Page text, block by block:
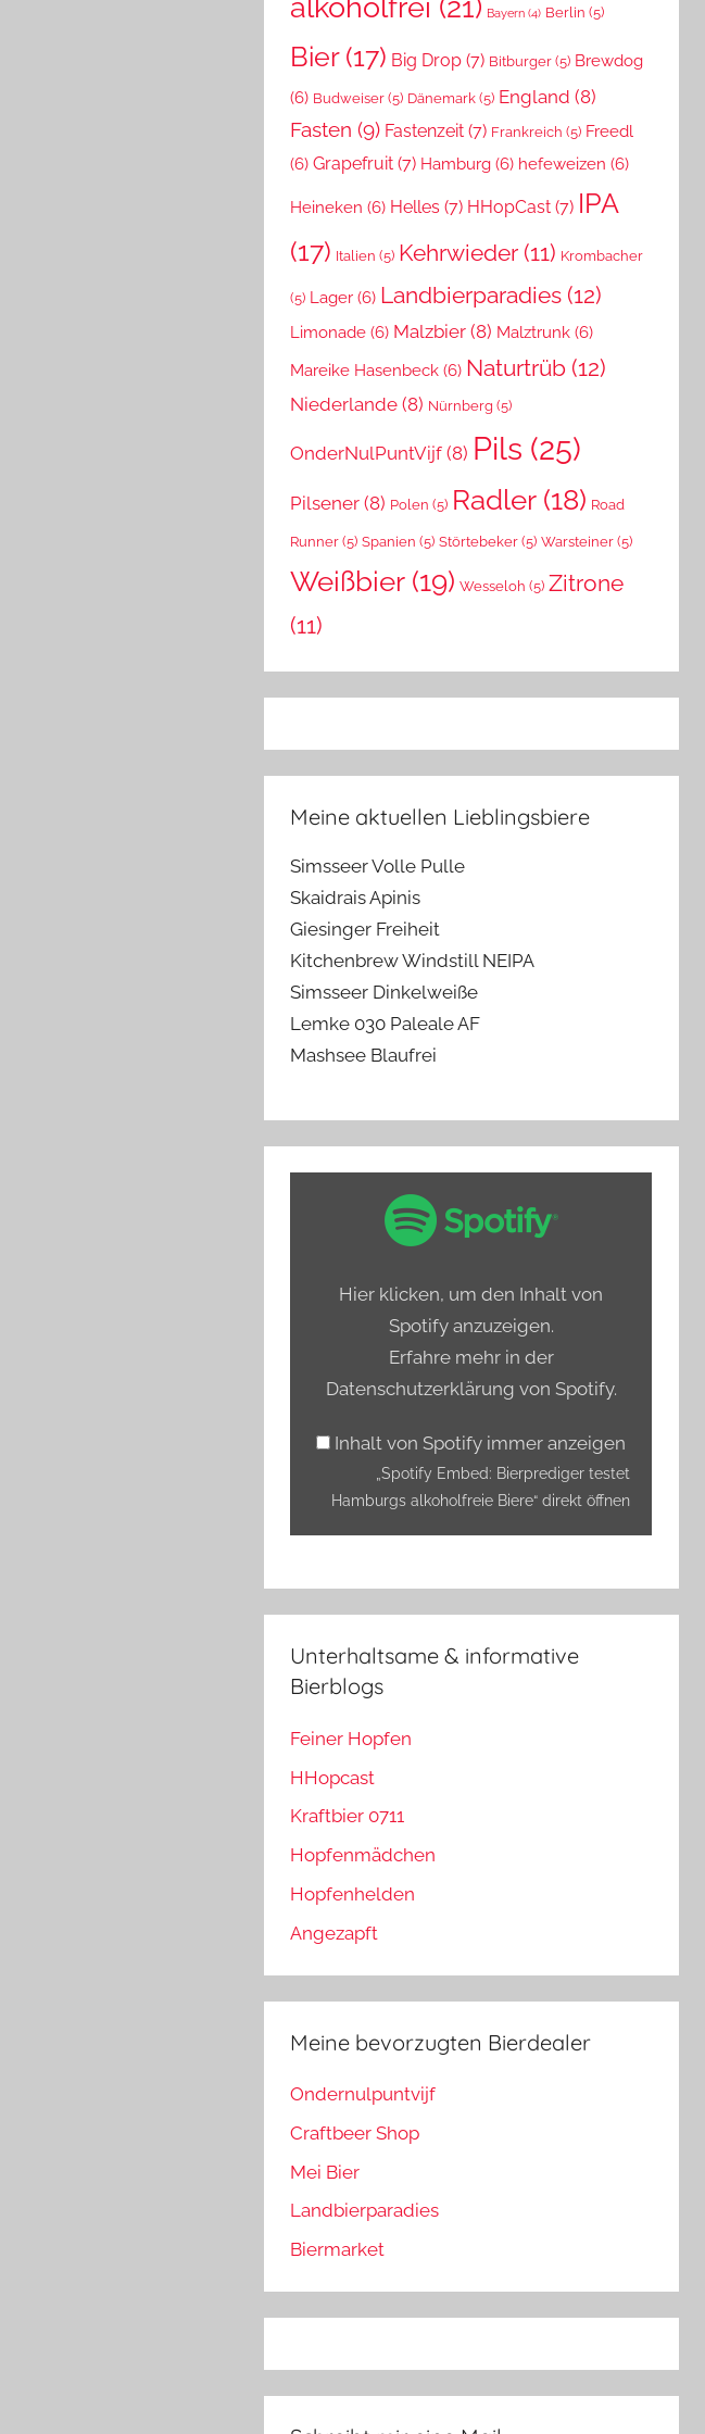
Bayern (4) Berlin (5)
Bier(17) Big Drop (7) Bitburger (5) Brewdog
(6) Budweiser (5) Dänemark (5) England (8)
Fasten (9) Fastenzeit (7) Frankreich (5) Freedl
(6) Grapefruit (7) Hamburg (6) hefeweizen (6)
Heineken (6) Helles (7) HHopCast (7) IPA
(17) Italien (5) Kehrwieder (11) Krombacher
(5) Lager (6) Landbierparadies (12)
Limonade (6) Malzbier (8) Malztrunk (6)
Mareike Hasenbeck (6) Naturtrüb (12)
Niederlande (8) Nürnberg (5)
OnderNulPuntVijf (8) Pils (25)
Pilsener (8) Polen (5) Radler(18) Road
Runner (5) Spanien (5) Störtebeker (5) Warsteiner (5)
Weißbier(19) Wesseloh (5) Zitrone
(11)
Meine aktuellen Lieblingsbiere
Simsseer Volle Pulle
Skaidrais Apinis
Giesinger Freiheit
Kitchenbrew Windstill NEIPA
Simsseer Dinkelweiße
Lemke 030 Paleale AF
Mashsee Blaufrei
Bierprediger
Spotify
Hier klicken, um den Inhalt von
Spotify anzuzeigen.
Erfahre mehr in der
Datenschutzerklärung von Spotify.
Inhalt von Spotify immer anzeigen
„Spotify Embed: Bierprediger testet
Hamburgs alkoholfreie Biere“ direkt öffnen
Unterhaltsame & informative
Bierblogs
Feiner Hopfen
HHopcast
Kraftbier 0711
Hopfenmädchen
Hopfenhelden
Angezapft
Meine bevorzugten Bierdealer
Ondernulpuntvijf
Craftbeer Shop
Mei Bier
Landbierparadies
Biermarket